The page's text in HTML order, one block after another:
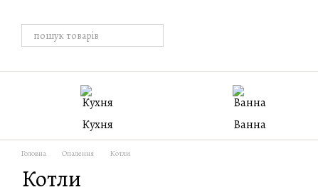
Кухня Ванна
Головна Опалення Котли
Котли